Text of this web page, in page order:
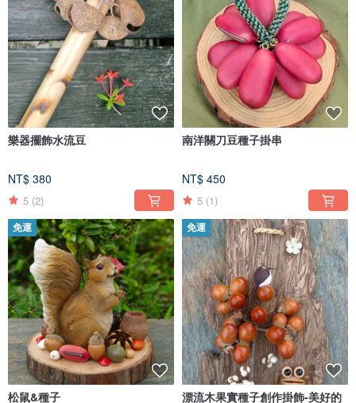
樂器擺飾水流豆
NT$ 380
5 (2)
南洋關刀豆種子掛串
NT$ 450
5 (1)
免運
松鼠&種子
免運
漂流木果實種子創作掛飾-美好的